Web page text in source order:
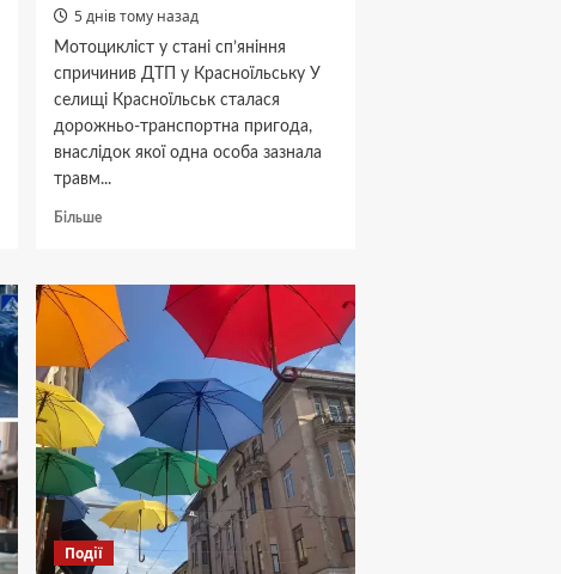
5 днів тому назад
Мотоцикліст у стані сп’яніння
спричинив ДТП у Красноїльську У
селищі Красноїльськ сталася
дорожньо-транспортна пригода,
внаслідок якої одна особа зазнала
травм...
БільшеДокладніше
Красногірську:
п’яний
байкер
протаранив
спричинивши
аварію.
Події